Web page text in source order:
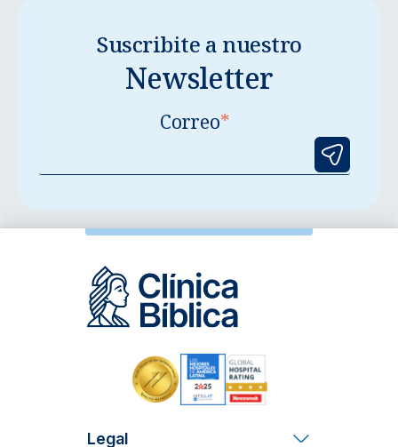
Suscribite a nuestro
Newsletter
Correo*
Legal